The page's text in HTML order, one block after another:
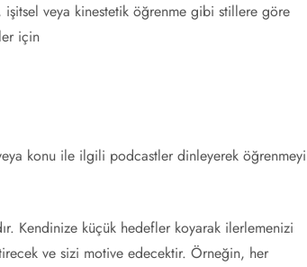
işitsel veya kinestetik öğrenme gibi stillere göre
için
konu ile ilgili podcastler dinleyerek öğrenmeyi
Kendinize küçük hedefler koyarak ilerlemenizi
ve sizi motive edecektir. Örneğin, her